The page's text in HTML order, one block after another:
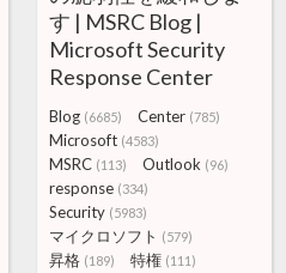
す | MSRC Blog |
Microsoft Security
Response Center
Blog (6685) Center (785)
Microsoft (4583)
MSRC (113) Outlook (96)
response (334)
Security (5983)
マイクロソフト (579)
昇格 (189) 特権 (111)